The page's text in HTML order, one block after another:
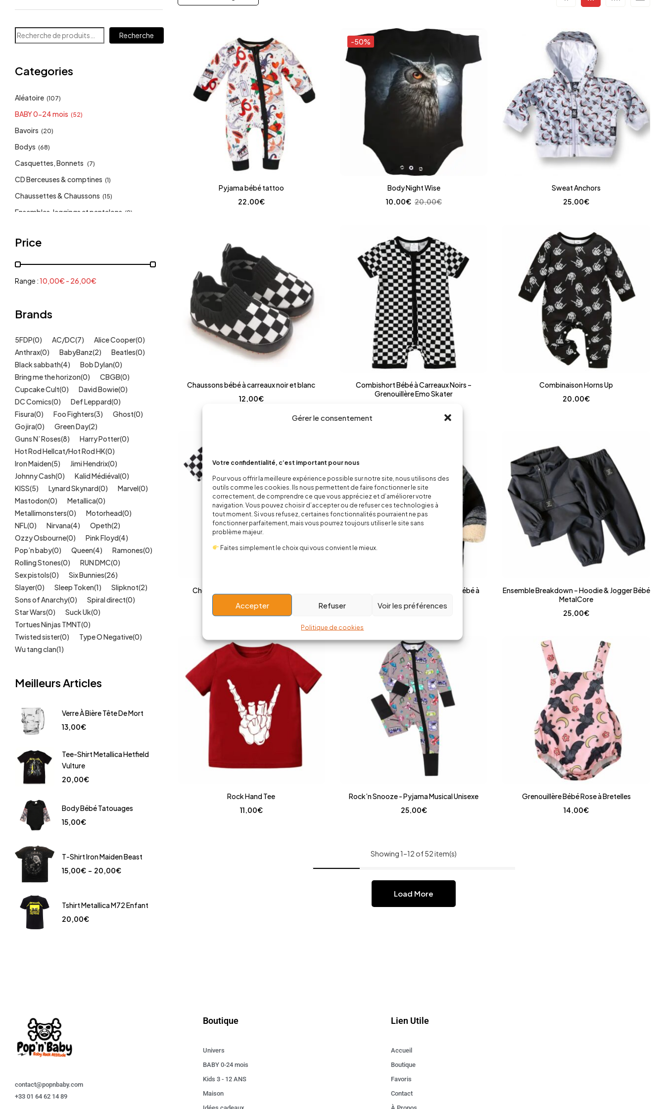
Gérer le consentement
Votre confidentialité, c’est important pour nous
Pour vous offrir la meilleure expérience possible sur notre site, nous utilisons des
outils comme les cookies. Ils nous permettent de faire fonctionner le site
correctement, de comprendre ce que vous appréciez et d’améliorer votre
navigation. Vous pouvez choisir d’accepter ou de refuser ces technologies à
tout moment. Si vous refusez, certaines fonctionnalités pourraient ne pas
fonctionner parfaitement, mais vous pourrez toujours utiliser le site sans
problème majeur.
Faites simplement le choix qui vous convient le mieux.
Accepter Refuser Voir les préférences
Politique de cookies
Recherche
Categories
Aléatoire (107)
BABY 0-24 mois (52)
Bavoirs (20)
Bodys (68)
Casquettes, Bonnets (7)
CD Berceuses & comptines (1)
Chaussettes & Chaussons (15)
Ensembles, leggings et pantalons (9)
Mode Fille
Mode Garçon
Sweat, pulls, gilets (6)
Tétines (11)
Kids (209)
Outlet (40)
Univers (422)
Price
Range :10,00€ - 26,00€
Brands
5FDP(0) AC/DC(7) Alice Cooper(0)
Anthrax(0) BabyBanz(2) Beatles(0)
Black sabbath(4) Bob Dylan(0)
Bring me the horizon(0) CBGB(0)
Cupcake Cult(0) David Bowie(0)
DC Comics(0) Def Leppard(0)
Fisura(0) Foo Fighters(3) Ghost(0)
Gojira(0) Green Day(2)
Guns N’ Roses(8) Harry Potter(0)
Hot Rod Hellcat/Hot Rod HK(0)
Iron Maiden(5) Jimi Hendrix(0)
Johnny Cash(0) Kalid Médiéval(0)
KISS(5) Lynard Skynard(0) Marvel(0)
Mastodon(0) Metallica(0)
Metallimonsters(0) Motorhead(0)
NFL(0) Nirvana(4) Opeth(2)
Ozzy Osbourne(0) Pink Floyd(4)
Pop’n baby(0) Queen(4) Ramones(0)
Rolling Stones(0) RUN DMC(0)
Sex pistols(0) Six Bunnies(26)
Slayer(0) Sleep Token(1) Slipknot(2)
Sons of Anarchy(0) Spiral direct(0)
Star Wars(0) Suck Uk(0)
Tortues Ninjas TMNT(0)
Twisted sister(0) Type O Negative(0)
Wu tang clan(1)
Meilleurs Articles
Verre À Bière Tête De Mort
13,00€
Tee-Shirt Metallica Hetfield
Vulture
20,00€
Body Bébé Tatouages
15,00€
T-Shirt Iron Maiden Beast
15,00€ – 20,00€
Tshirt Metallica M72 Enfant
20,00€
Pyjama bébé tattoo
22,00€
-50%
Body Night Wise
20,00€
10,00€
Sweat Anchors
25,00€
Chaussons bébé à carreaux noir et blanc
12,00€
Combishort Bébé à Carreaux Noirs –
Grenouillère Emo Skater
Combinaison Horns Up
20,00€
Checkerboard Chill – Ensemble Bébé
22,00€
Lumberbaby – Surchemise Polaire Bébé à
18,00
Ensemble Breakdown – Hoodie & Jogger Bébé
MetalCore
25,00€
Rock Hand Tee
11,00€
Rock’n Snooze - Pyjama Musical Unisexe
25,00€
Grenouillère Bébé Rose à Bretelles
14,00€
Showing 1–12 of 52 item(s)
Load More
contact@popnbaby.com
+33 01 64 62 14 89
Boutique
Univers
BABY 0-24 mois
Kids 3 - 12 ANS
Maison
Lien Utile
Accueil
Boutique
Favoris
Contact